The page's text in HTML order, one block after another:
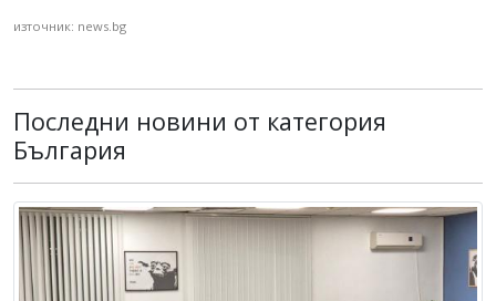
източник: news.bg
Последни новини от категория
България